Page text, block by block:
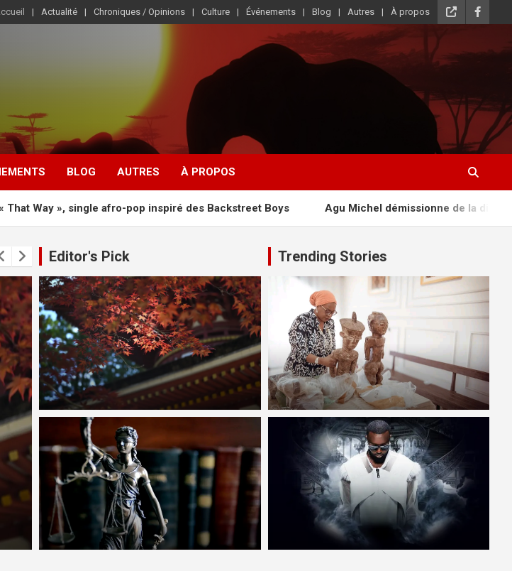
Actualité Chroniques / Opinions Culture Événements Blog Autres À propos
BLOG AUTRES À PROPOS
afro-pop inspiré des Backstreet Boys Agu Michel démissionne de la direction générale de
Editor's Pick Trending Stories